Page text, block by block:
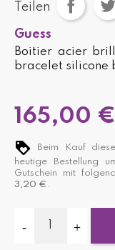
Teilen
Guess
Boitier acier
bracelet silicone
165,00 €
Beim Kauf
heutige Bestellung
Gutschein mit
3,20 € .